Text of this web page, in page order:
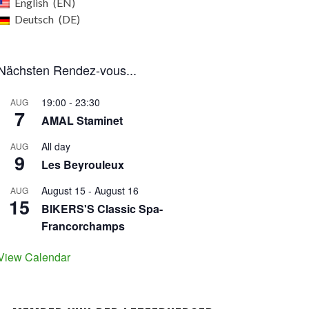
Deutsch
DE
Rendez-vous...
AUG
7
19:00 - 23:30
AMAL Staminet
AUG
9
All day
Les Beyrouleux
AUG
15
August 15 - August 16
BIKERS'S Classic Spa-
Francorchamps
Calendar